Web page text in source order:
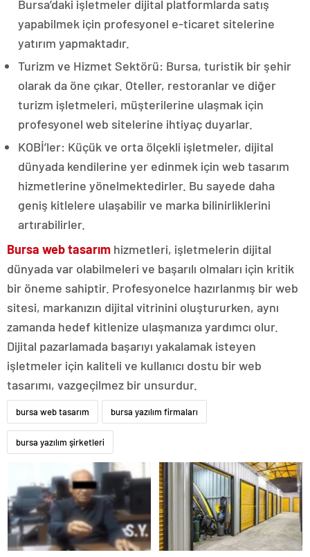
Bursa’daki işletmeler dijital platformlarda satış
yapabilmek için profesyonel e-ticaret sitelerine
yatırım yapmaktadır.
Turizm ve Hizmet Sektörü: Bursa, turistik bir şehir
olarak da öne çıkar. Oteller, restoranlar ve diğer
turizm işletmeleri, müşterilerine ulaşmak için
profesyonel web sitelerine ihtiyaç duyarlar.
KOBİ’ler: Küçük ve orta ölçekli işletmeler, dijital
dünyada kendilerine yer edinmek için web tasarım
hizmetlerine yönelmektedirler. Bu sayede daha
geniş kitlelere ulaşabilir ve marka bilinirliklerini
artırabilirler.
Bursa web tasarım hizmetleri, işletmelerin dijital
dünyada var olabilmeleri ve başarılı olmaları için kritik
bir öneme sahiptir. Profesyonelce hazırlanmış bir web
sitesi, markanızın dijital vitrinini oluştururken, aynı
zamanda hedef kitlenize ulaşmanıza yardımcı olur.
Dijital pazarlamada başarıyı yakalamak isteyen
işletmeler için kaliteli ve kullanıcı dostu bir web
tasarımı, vazgeçilmez bir unsurdur.
bursa web tasarım bursa yazılım firmaları
bursa yazılım şirketleri